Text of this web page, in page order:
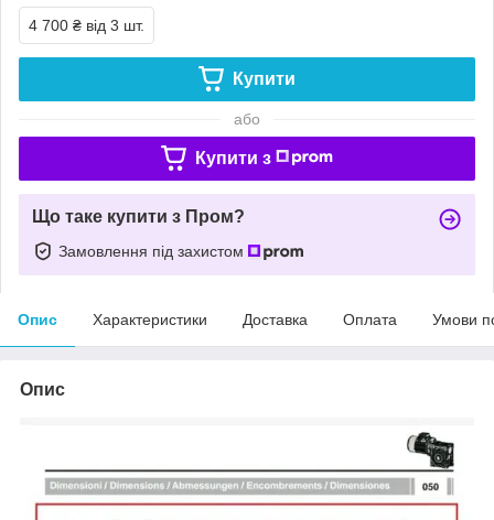
4 700 ₴ від 3 шт.
Купити
або
Купити з
Що таке купити з Пром?
Замовлення під захистом
Опис Характеристики Доставка Оплата Умови
Опис